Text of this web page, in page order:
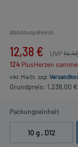
Abbildung ähnlich
12,38 € UVP
124 PlusHerzen
inkl. MwSt. zzgl.
Grundpreis: 1.238,00
Packungseinheit
10 g , D12